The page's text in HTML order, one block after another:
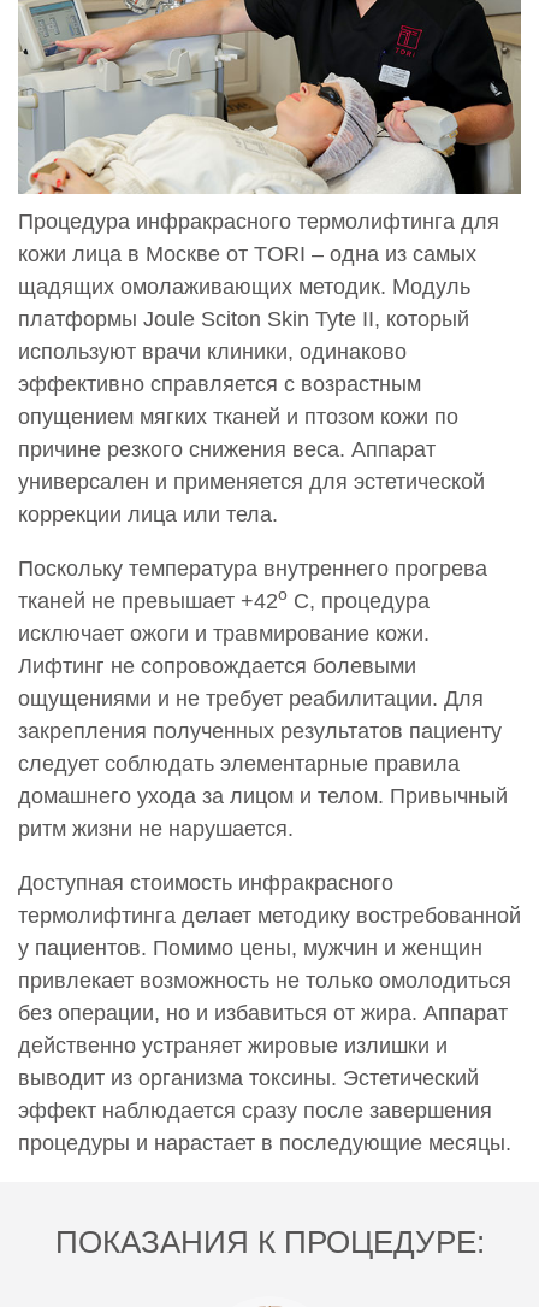
Процедура инфракрасного термолифтинга для
кожи лица в Москве от TORI – одна из самых
щадящих омолаживающих методик. Модуль
платформы Joule Sciton Skin Tyte II, который
используют врачи клиники, одинаково
эффективно справляется с возрастным
опущением мягких тканей и птозом кожи по
причине резкого снижения веса. Аппарат
универсален и применяется для эстетической
коррекции лица или тела.
Поскольку температура внутреннего прогрева
тканей не превышает +42o C, процедура
исключает ожоги и травмирование кожи.
Лифтинг не сопровождается болевыми
ощущениями и не требует реабилитации. Для
закрепления полученных результатов пациенту
следует соблюдать элементарные правила
домашнего ухода за лицом и телом. Привычный
ритм жизни не нарушается.
Доступная стоимость инфракрасного
термолифтинга делает методику востребованной
у пациентов. Помимо цены, мужчин и женщин
привлекает возможность не только омолодиться
без операции, но и избавиться от жира. Аппарат
действенно устраняет жировые излишки и
выводит из организма токсины. Эстетический
эффект наблюдается сразу после завершения
процедуры и нарастает в последующие месяцы.
ПОКАЗАНИЯ К ПРОЦЕДУРЕ: